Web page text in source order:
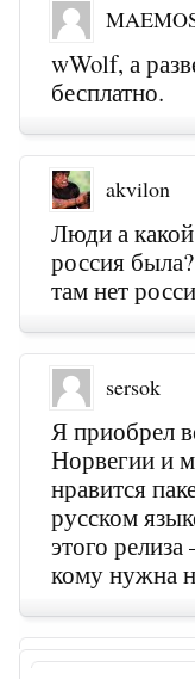
wWolf, а
бесплатно.
akvilon
Люди а
россия
там нет
sersok
Я приобрел
Норвегии и
нравится
русском
этого
кому нужна